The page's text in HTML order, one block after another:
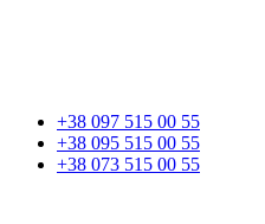
+38 097 515 00 55
+38 095 515 00 55
+38 073 515 00 55